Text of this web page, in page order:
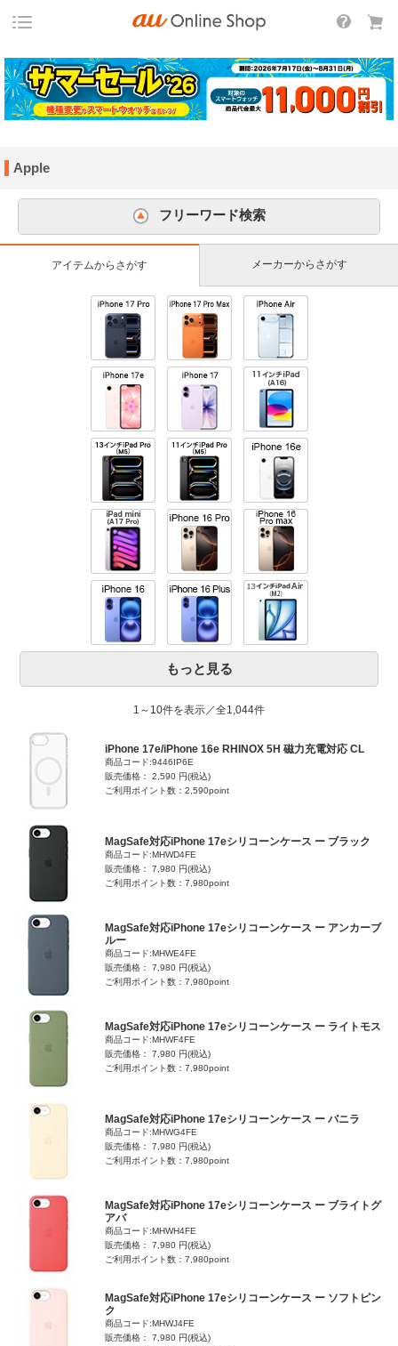
Apple
フリーワード検索
アイテムからさがす メーカーからさがす
もっと見る
1～10件を表示／全1,044件
iPhone 17e/iPhone 16e RHINOX 5H 磁力充電対応 CL
商品コード:9446IP6E
販売価格： 2,590 円(税込)
ご利用ポイント数：2,590point
MagSafe対応iPhone 17eシリコーンケース ー ブラック
商品コード:MHWD4FE
販売価格： 7,980 円(税込)
ご利用ポイント数：7,980point
MagSafe対応iPhone 17eシリコーンケース ー アンカーブ
ルー
商品コード:MHWE4FE
販売価格： 7,980 円(税込)
ご利用ポイント数：7,980point
MagSafe対応iPhone 17eシリコーンケース ー ライトモス
商品コード:MHWF4FE
販売価格： 7,980 円(税込)
ご利用ポイント数：7,980point
MagSafe対応iPhone 17eシリコーンケース ー バニラ
商品コード:MHWG4FE
販売価格： 7,980 円(税込)
ご利用ポイント数：7,980point
MagSafe対応iPhone 17eシリコーンケース ー ブライトグ
アバ
商品コード:MHWH4FE
販売価格： 7,980 円(税込)
ご利用ポイント数：7,980point
MagSafe対応iPhone 17eシリコーンケース ー ソフトピン
ク
商品コード:MHWJ4FE
販売価格： 7,980 円(税込)